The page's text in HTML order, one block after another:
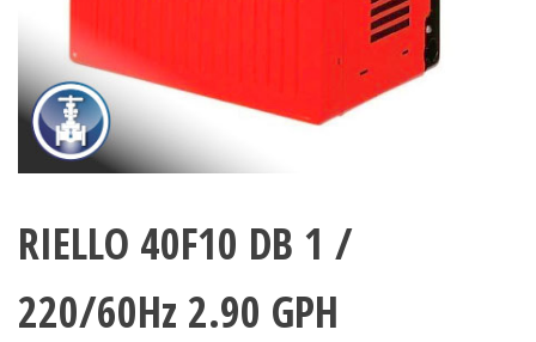
RIELLO 40F10 DB 1 /
220/60Hz 2.90 GPH